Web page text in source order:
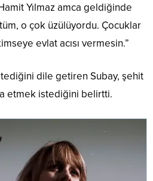
Yılmaz amca geldiğinde
o çok üzülüyordu. Çocuklar
evlat acısı vermesin.”
dile getiren Subay, şehit
etmek istediğini belirtti.